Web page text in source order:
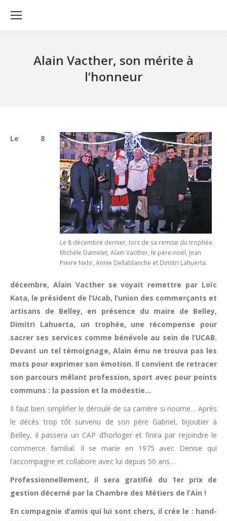
Alain Vacther, son mérite à
l’honneur
Le 8 décembre dernier, lors de sa remise du trophée.
Michèle Damelet, Alain Vacther, le père-noël, Jean
Pierre Nehr, Annie Dellablanche et Dimitri Lahuerta.
Le 8
décembre, Alain Vacther se voyait remettre par Loïc
Kata, le président de l’Ucab, l’union des commerçants et
artisans de Belley, en présence du maire de Belley,
Dimitri Lahuerta, un trophée, une récompense pour
sacrer ses services comme bénévole au sein de l’UCAB.
Devant un tel témoignage, Alain ému ne trouva pas les
mots pour exprimer son émotion. Il convient de retracer
son parcours mêlant profession, sport avec pour points
communs : la passion et la modestie…
Il faut bien simplifier le déroulé de sa carrière si nourrie… Après
le décès trop tôt survenu de son père Gabriel, bijoutier à
Belley, il passera un CAP d’horloger et finira par rejoindre le
commerce familial. Il se marie en 1975 avec Denise qui
l’accompagne et collabore avec lui depuis 50 ans…
Professionnellement, il sera gratifié du 1er prix de
gestion décerné par la Chambre des Métiers de l’Ain !
En compagnie d’amis qui lui sont chers, il crée le : hand-